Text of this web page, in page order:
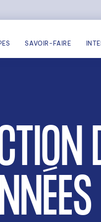
SAVOIR-FAIRE